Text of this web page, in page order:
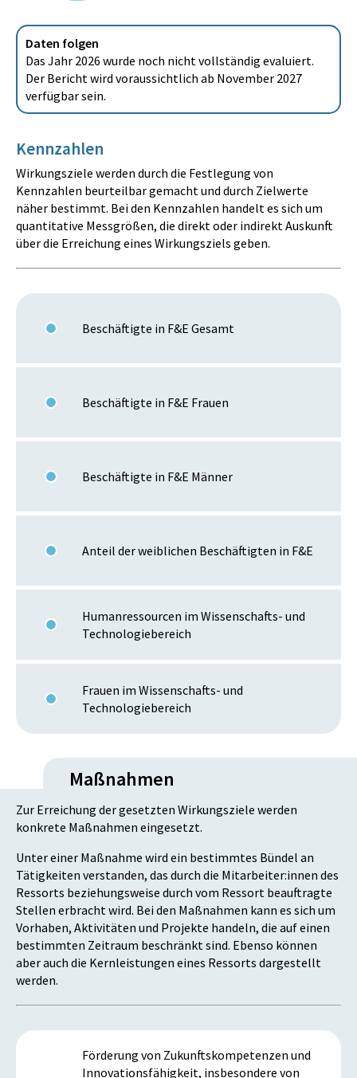
Daten folgen
Das Jahr 2026 wurde noch nicht vollständig evaluiert.
Der Bericht wird voraussichtlich ab November 2027
verfügbar sein.
Kennzahlen
Wirkungsziele werden durch die Festlegung von
Kennzahlen beurteilbar gemacht und durch Zielwerte
näher bestimmt. Bei den Kennzahlen handelt es sich um
quantitative Messgrößen, die direkt oder indirekt Auskunft
über die Erreichung eines Wirkungsziels geben.
Beschäftigte in F&E Gesamt
Beschäftigte in F&E Frauen
Beschäftigte in F&E Männer
Anteil der weiblichen Beschäftigten in F&E
Humanressourcen im Wissenschafts- und
Technologiebereich
Frauen im Wissenschafts- und
Technologiebereich
Maßnahmen
Zur Erreichung der gesetzten Wirkungsziele werden
konkrete Maßnahmen eingesetzt.
Unter einer Maßnahme wird ein bestimmtes Bündel an
Tätigkeiten verstanden, das durch die Mitarbeiter:innen des
Ressorts beziehungsweise durch vom Ressort beauftragte
Stellen erbracht wird. Bei den Maßnahmen kann es sich um
Vorhaben, Aktivitäten und Projekte handeln, die auf einen
bestimmten Zeitraum beschränkt sind. Ebenso können
aber auch die Kernleistungen eines Ressorts dargestellt
werden.
Förderung von Zukunftskompetenzen und
Innovationsfähigkeit, insbesondere von